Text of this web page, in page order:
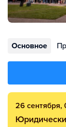
Основное
26